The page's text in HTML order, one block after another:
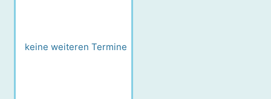
keine weiteren Termine